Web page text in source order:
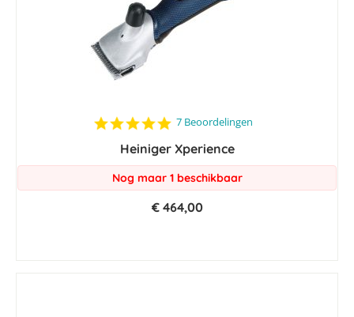
5.0
rating
7 Beoordelingen
Heiniger Xperience
Nog maar 1 beschikbaar
€ 464,00